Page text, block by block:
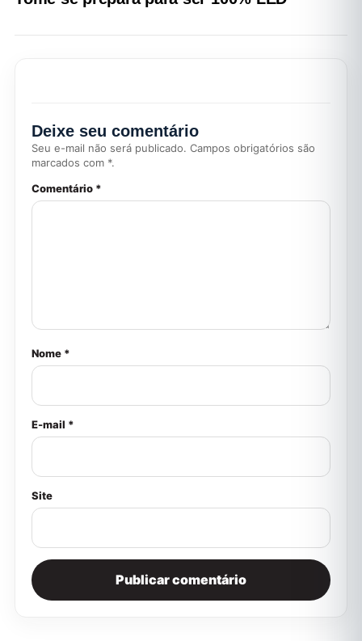
Deixe seu comentário
Seu e-mail não será publicado. Campos obrigatórios são
marcados com *.
Comentário *
Nome *
E-mail *
Site